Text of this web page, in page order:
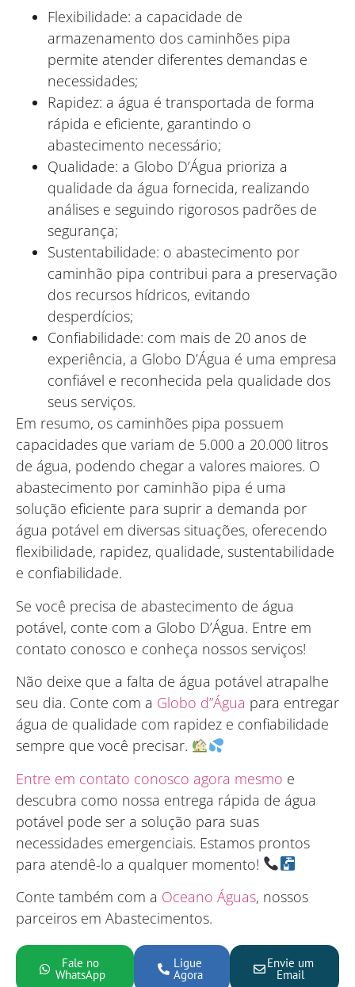
Flexibilidade: a capacidade de
armazenamento dos caminhões pipa
permite atender diferentes demandas e
necessidades;
Rapidez: a água é transportada de forma
rápida e eficiente, garantindo o
abastecimento necessário;
Qualidade: a Globo D’Água prioriza a
qualidade da água fornecida, realizando
análises e seguindo rigorosos padrões de
segurança;
Sustentabilidade: o abastecimento por
caminhão pipa contribui para a preservação
dos recursos hídricos, evitando
desperdícios;
Confiabilidade: com mais de 20 anos de
experiência, a Globo D’Água é uma empresa
confiável e reconhecida pela qualidade dos
seus serviços.
Em resumo, os caminhões pipa possuem
capacidades que variam de 5.000 a 20.000 litros
de água, podendo chegar a valores maiores. O
abastecimento por caminhão pipa é uma
solução eficiente para suprir a demanda por
água potável em diversas situações, oferecendo
flexibilidade, rapidez, qualidade, sustentabilidade
e confiabilidade.
Se você precisa de abastecimento de água
potável, conte com a Globo D’Água. Entre em
contato conosco e conheça nossos serviços!
Não deixe que a falta de água potável atrapalhe
seu dia. Conte com a Globo d”Água para entregar
água de qualidade com rapidez e confiabilidade
sempre que você precisar.
Entre em contato conosco agora mesmo e
descubra como nossa entrega rápida de água
potável pode ser a solução para suas
necessidades emergenciais. Estamos prontos
para atendê-lo a qualquer momento!
Conte também com a Oceano Águas, nossos
parceiros em Abastecimentos.
Fale no
WhatsApp
Ligue
Agora
Envie um
Email